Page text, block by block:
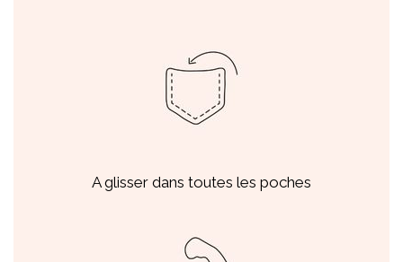
A glisser dans toutes les poches